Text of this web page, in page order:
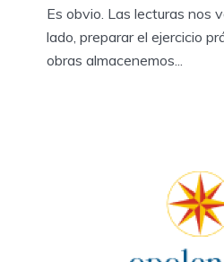
Es obvio. Las lecturas nos
lado, preparar el ejercicio
obras almacenemos...